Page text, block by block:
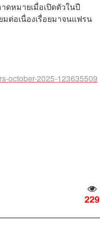
ดหมายเมื่อเปิดตัวในปี
ต่อเนื่องเรื่อยมาจนแฟรน
october-2025-123635509
229